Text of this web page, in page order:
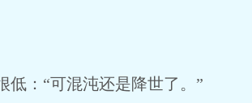
：“可混沌还是降世了。”